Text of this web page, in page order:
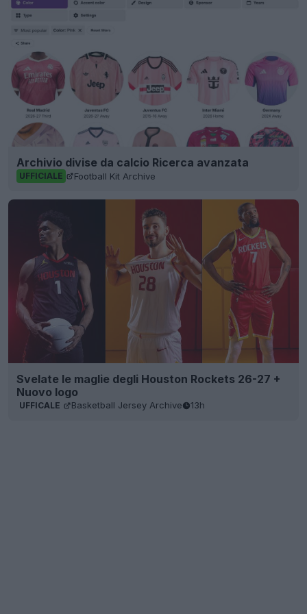
Archivio divise da calcio Ricerca avanzata
UFFICIALE Football Kit Archive
Svelate le maglie degli Houston Rockets 26-27 +
Nuovo logo
UFFICALE Basketball Jersey Archive 13h